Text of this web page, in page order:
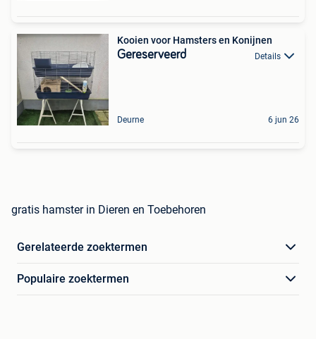
Kooien voor Hamsters en Konijnen
Gereserveerd Details
Deurne 6 jun 26
gratis hamster in Dieren en Toebehoren
Gerelateerde zoektermen
Populaire zoektermen